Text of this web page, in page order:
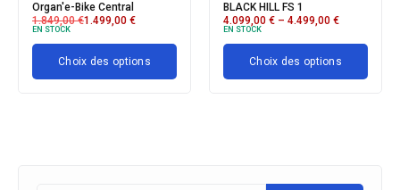
BLACK HILL FS 1
4.099,00€–
EN STOCK
Choix des options
CITY STEPS N5 28
1.999,00€–2.199,00
Choix des options